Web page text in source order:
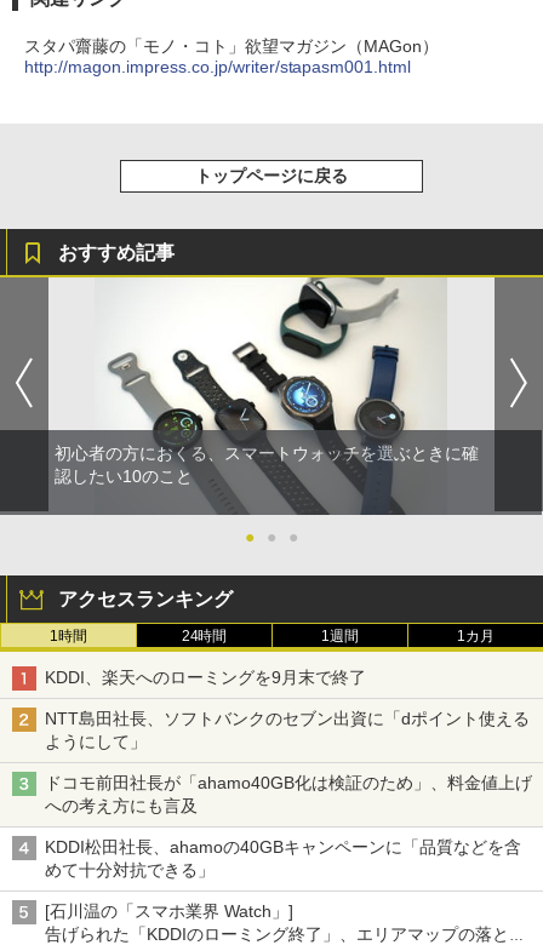
スタパ齋藤の「モノ・コト」欲望マガジン（MAGon）
http://magon.impress.co.jp/writer/stapasm001.html
トップページに戻る
おすすめ記事
初心者の方におくる、スマートウォッチを選ぶときに確
認したい10のこと
● ● ●
アクセスランキング
1時間 24時間 1週間 1カ月
KDDI、楽天へのローミングを9月末で終了
NTT島田社長、ソフトバンクのセブン出資に「dポイント使える
ようにして」
ドコモ前田社長が「ahamo40GB化は検証のため」、料金値上げ
への考え方にも言及
KDDI松田社長、ahamoの40GBキャンペーンに「品質などを含
めて十分対抗できる」
[石川温の「スマホ業界 Watch」]
告げられた「KDDIのローミング終了」、エリアマップの落とし